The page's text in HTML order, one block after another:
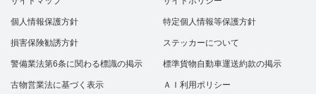
個人情報保護方針 特定個人情報等保護方針
損害保険勧誘方針 ステッカーについて
警備業法第6条に関わる標識の掲示 標準貨物自動車運送約款の掲示
古物営業法に基づく表示 ＡＩ利用ポリシー